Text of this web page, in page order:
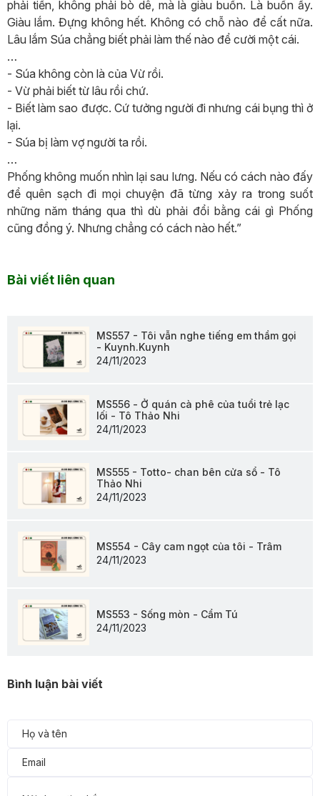
phải tiền, không phải bò dê, mà là giàu buồn. Là buồn ấy.
Giàu lắm. Đựng không hết. Không có chỗ nào để cất nữa.
Lâu lắm Súa chẳng biết phải làm thế nào để cười một cái.
…
- Súa không còn là của Vừ rồi.
- Vừ phải biết từ lâu rồi chứ.
- Biết làm sao được. Cứ tưởng người đi nhưng cái bụng thì ở
lại.
- Súa bị làm vợ người ta rồi.
…
Phống không muốn nhìn lại sau lưng. Nếu có cách nào đấy
để quên sạch đi mọi chuyện đã từng xảy ra trong suốt
những năm tháng qua thì dù phải đổi bằng cái gì Phống
cũng đồng ý. Nhưng chẳng có cách nào hết.”
Bài viết liên quan
MS557 - Tôi vẫn nghe tiếng em thầm gọi
- Kuynh.Kuynh
24/11/2023
MS556 - Ở quán cà phê của tuổi trẻ lạc
lối - Tô Thảo Nhi
24/11/2023
MS555 - Totto- chan bên cửa sổ - Tô
Thảo Nhi
24/11/2023
MS554 - Cây cam ngọt của tôi - Trâm
24/11/2023
MS553 - Sống mòn - Cẩm Tú
24/11/2023
Bình luận bài viết